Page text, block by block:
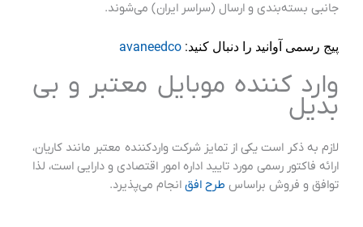
جانبی بسته‌بندی و ارسال (سراسر ایران) می‌شوند.
پیج رسمی آوانید را دنبال کنید: avaneedco
وارد کننده موبایل معتبر و بی
بدیل
لازم به ذکر است یکی از تمایز شرکت واردکننده معتبر مانند کاریان،
ارائه فاکتور رسمی مورد تایید اداره امور اقتصادی و دارایی است، لذا
توافق و فروش براساس طرح افق انجام می‌پذیرد.